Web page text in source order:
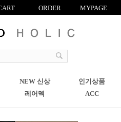
ORDER MYPAGE
R
NEW 신상
인기상품
레어덱 ACC